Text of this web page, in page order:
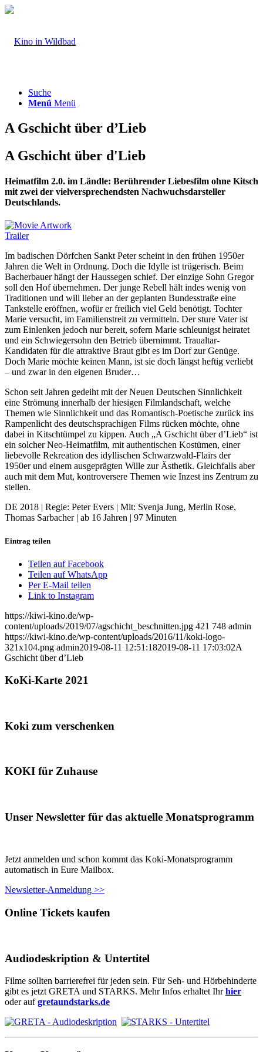
Suche
Menü Menü
A Gschicht über d’Lieb
A Gschicht über d'Lieb
Heimatfilm 2.0. im Ländle: Berührender Liebesfilm ohne Kitsch
mit zwei der vielversprechendsten Nachwuchsdarsteller
Deutschlands.
Trailer
Im badischen Dörfchen Sankt Peter scheint in den frühen 1950er
Jahren die Welt in Ordnung. Doch die Idylle ist trügerisch. Beim
Bacherbauer hängt der Haussegen schief. Der einzige Sohn Gregor
soll den Hof übernehmen. Der junge Rebell hält indes wenig von
Traditionen und will lieber an der geplanten Bundesstraße eine
Tankstelle eröffnen, wofür er freilich viel Geld benötigt. Tochter
Marie versucht, im Familienstreit zu vermitteln. Der sture Vater ist
zum Einlenken jedoch nur bereit, sofern Marie schleunigst heiratet
und ein Schwiegersohn den Betrieb übernimmt. Traualtar-
Kandidaten für die attraktive Braut gibt es im Dorf zur Genüge.
Doch Marie möchte keinen Mann, ist sie doch längst heftig verliebt
– und zwar in den eigenen Bruder…
Schon seit Jahren gedeiht mit der Neuen Deutschen Sinnlichkeit
eine Strömung innerhalb der hiesigen Filmlandschaft, welche
Themen wie Sinnlichkeit und das Romantisch-Poetische zurück ins
Rampenlicht des deutschsprachigen Films rücken möchte, ohne
dabei in Kitschtümpel zu kippen. Auch „A Gschicht über d’Lieb“ ist
ein solcher Neo-Heimatfilm, mit authentischen Kostümen, einer
liebevolle Rekreation des idyllischen Schwarzwald-Flairs der
1950er und einem ausgeprägten Wille zur Ästhetik. Gleichfalls aber
auch mit dem Mut, kontroversere Themen wie Inzest ins Zentrum zu
stellen.
DE 2018 | Regie: Peter Evers | Mit: Svenja Jung, Merlin Rose,
Thomas Sarbacher | ab 16 Jahren | 97 Minuten
Eintrag teilen
Teilen auf Facebook
Teilen auf WhatsApp
Per E-Mail teilen
Link to Instagram
https://kiwi-kino.de/wp-
content/uploads/2019/07/agschicht_beschnitten.jpg 421 748 admin
https://kiwi-kino.de/wp-content/uploads/2016/11/koki-logo-
321x104.png admin2019-08-11 12:51:182019-08-11 17:03:02A
Gschicht über d’Lieb
KoKi-Karte 2021
Koki zum verschenken
KOKI für Zuhause
Unser Newsletter für das aktuelle Monatsprogramm
Jetzt anmelden und schon kommt das Koki-Monatsprogramm
automatisch in Eure Mailbox.
Newsletter-Anmeldung >>
Online Tickets kaufen
Audiodeskription & Untertitel
Filme sollten barrierefrei für jeden sein. Für Seh- und Hörbehinderte
gibt es jetzt GRETA und STARKS. Mehr Infos erhaltet Ihrhier
oder aufgretaundstarks.de